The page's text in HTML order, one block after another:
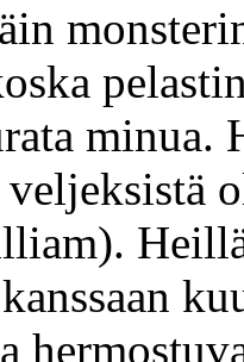
minua.